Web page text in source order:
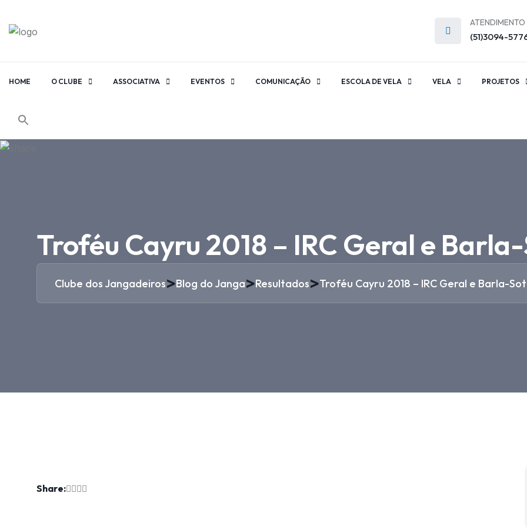
ATENDIMENTO
(51)3094-
HOME O CLUBE ASSOCIATIVA EVENTOS COMUNICAÇÃO ESCOLA DE VELA VELA PROJETOS
Troféu Cayru 2018 – IRC Geral e
Clube dos Jangadeiros>Blog do Janga>Resultados>Troféu Cayru 2018 – IRC Geral e Barla-
Share: